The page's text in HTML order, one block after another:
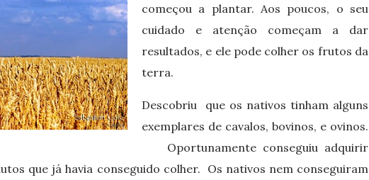
começou a plantar. Aos poucos, o seu
cuidado e atenção começam a dar
resultados, e ele pode colher os frutos da
terra.
Descobriu que os nativos tinham alguns
exemplares de cavalos, bovinos, e ovinos.
Oportunamente conseguiu adquirir
que já havia conseguido colher. Os nativos nem conseguiram